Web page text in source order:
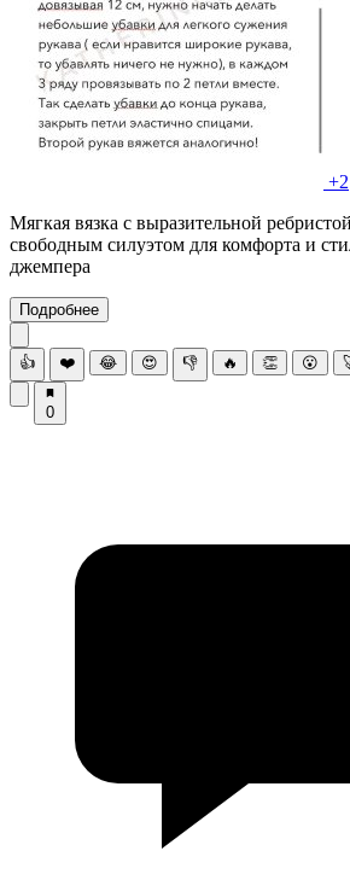
+2
Мягкая вязка с выразительной
свободным силуэтом для комфорта и
джемпера
Подробнее
👍 ❤️ 😂 😍 👎 🔥 👏 😮
0